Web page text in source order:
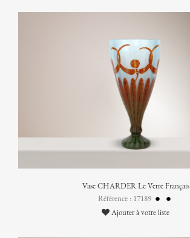
Vase CHARDER Le Verre Français
Référence : 17189
Ajouter à votre liste